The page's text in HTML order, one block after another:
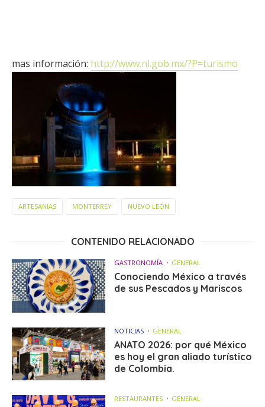
mas información: http://www.nl.gob.mx/?P=turismo
ARTESANIAS MONTERREY NUEVO LEÓN
CONTENIDO RELACIONADO
GASTRONOMÍA GENERAL
Conociendo México a través
de sus Pescados y Mariscos
NOTICIAS GENERAL
ANATO 2026: por qué México
es hoy el gran aliado turístico
de Colombia.
RESTAURANTES GENERAL